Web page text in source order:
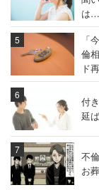
は
「
倫
ド
付
延
不
お